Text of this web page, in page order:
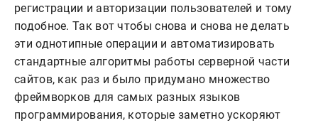
регистрации и авторизации пользователей и тому
подобное. Так вот чтобы снова и снова не делать
эти однотипные операции и автоматизировать
стандартные алгоритмы работы серверной части
сайтов, как раз и было придумано множество
фреймворков для самых разных языков
программирования, которые заметно ускоряют